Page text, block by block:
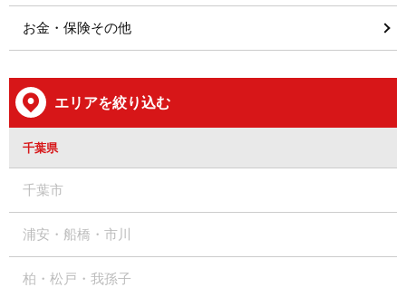
お金・保険その他
エリアを絞り込む
千葉県
千葉市
浦安・船橋・市川
柏・松戸・我孫子